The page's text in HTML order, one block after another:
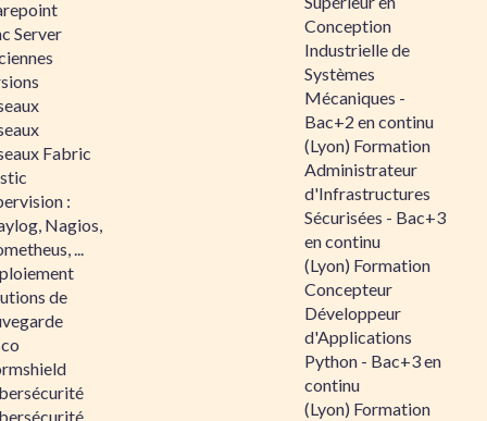
Server
Fabric
:
Nagios,
...
de
Conception
Industrielle de
Systèmes
Mécaniques -
Bac+2 en continu
(Lyon) Formation
Administrateur
d'Infrastructures
Sécurisées - Bac+3
en continu
(Lyon) Formation
Concepteur
Développeur
d'Applications
Python - Bac+3 en
continu
(Lyon) Formation